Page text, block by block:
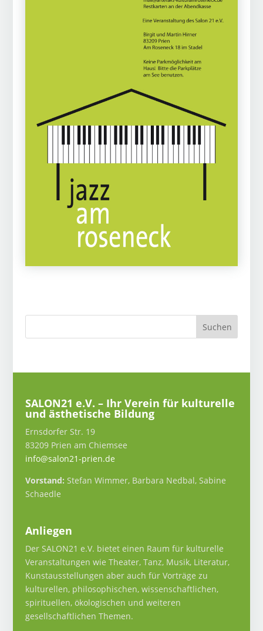
SALON21 e.V. – Ihr Verein für kulturelle
und ästhetische Bildung
Ernsdorfer Str. 19
83209 Prien am Chiemsee
info@salon21-prien.de
Vorstand: Stefan Wimmer, Barbara Nedbal, Sabine
Schaedle
Anliegen
Der SALON21 e.V. bietet einen Raum für kulturelle
Veranstaltungen wie Theater, Tanz, Musik, Literatur,
Kunstausstellungen aber auch für Vorträge zu
kulturellen, philosophischen, wissenschaftlichen,
spirituellen, ökologischen und weiteren
gesellschaftlichen Themen.